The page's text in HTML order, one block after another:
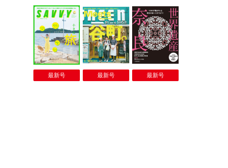
最新号 最新号 最新号